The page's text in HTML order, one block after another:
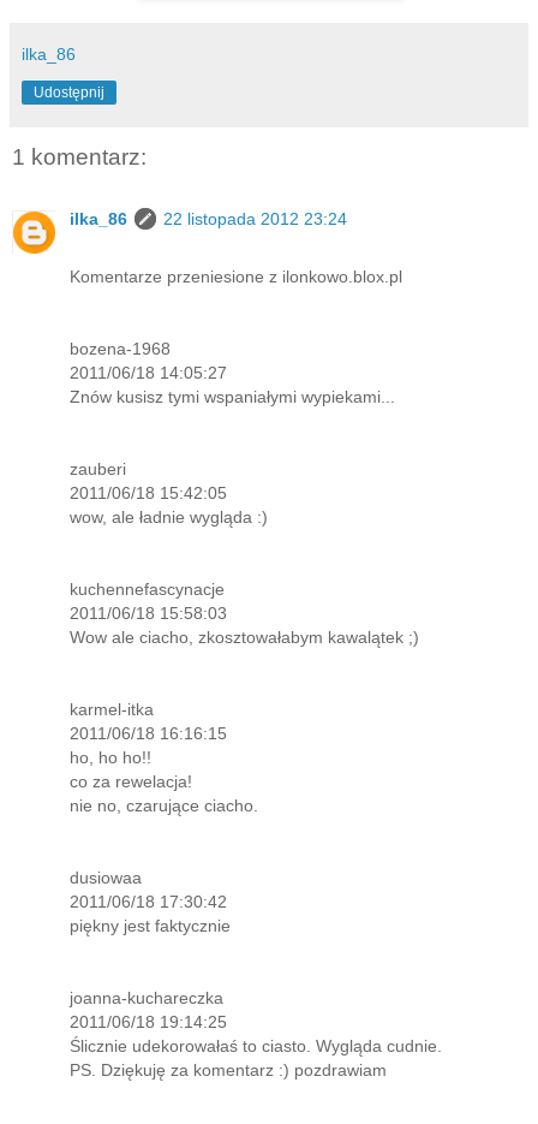
ilka_86
Udostępnij
1 komentarz:
ilka_86 22 listopada 2012 23:24
Komentarze przeniesione z ilonkowo.blox.pl
bozena-1968
2011/06/18 14:05:27
Znów kusisz tymi wspaniałymi wypiekami...
zauberi
2011/06/18 15:42:05
wow, ale ładnie wygląda :)
kuchennefascynacje
2011/06/18 15:58:03
Wow ale ciacho, zkosztowałabym kawalątek ;)
karmel-itka
2011/06/18 16:16:15
ho, ho ho!!
co za rewelacja!
nie no, czarujące ciacho.
dusiowaa
2011/06/18 17:30:42
piękny jest faktycznie
joanna-kuchareczka
2011/06/18 19:14:25
Ślicznie udekorowałaś to ciasto. Wygląda cudnie.
PS. Dziękuję za komentarz :) pozdrawiam